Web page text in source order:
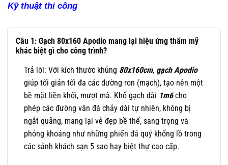
Kỹ thuật thi công
Câu 1: Gạch 80x160 Apodio mang lại hiệu ứng thẩm mỹ
khác biệt gì cho công trình?
Trả lời: Với kích thước khủng 80x160cm, gạch Apodio
giúp tối giản tối đa các đường ron (mạch), tạo nên một
bề mặt liền khối, mượt mà. Khổ gạch dài 1m6cho
phép các đường vân đá chảy dài tự nhiên, không bị
ngắt quãng, mang lại vẻ đẹp bề thế, sang trọng và
phóng khoáng như những phiến đá quý khổng lồ trong
các sảnh khách sạn 5 sao hay biệt thự cao cấp.